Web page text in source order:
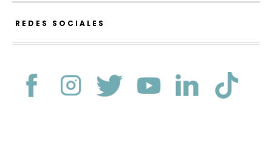
REDES SOCIALES